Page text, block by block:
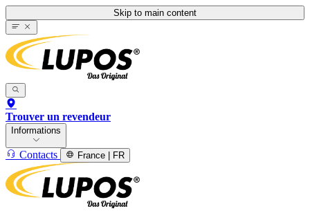
Skip to main content
Trouver un revendeur
Informations
Contacts France | FR